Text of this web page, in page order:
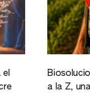
a la Z,